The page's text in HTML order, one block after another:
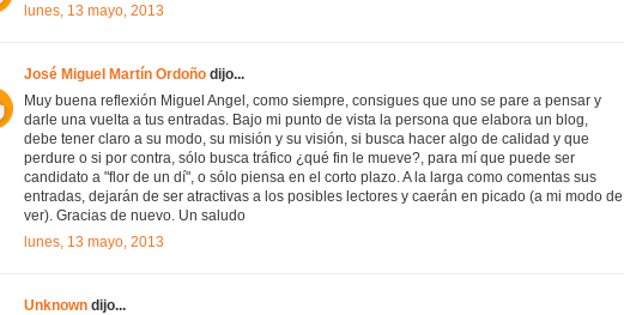
lunes, 13 mayo, 2013
José Miguel Martín Ordoño dijo...
Muy buena reflexión Miguel Angel, como siempre, consigues que uno se pare a pensar y
darle una vuelta a tus entradas. Bajo mi punto de vista la persona que elabora un blog,
debe tener claro a su modo, su misión y su visión, si busca hacer algo de calidad y que
perdure o si por contra, sólo busca tráfico ¿qué fin le mueve?, para mí que puede ser
candidato a "flor de un dí", o sólo piensa en el corto plazo. A la larga como comentas sus
entradas, dejarán de ser atractivas a los posibles lectores y caerán en picado (a mi modo de
ver). Gracias de nuevo. Un saludo
lunes, 13 mayo, 2013
Unknown dijo...